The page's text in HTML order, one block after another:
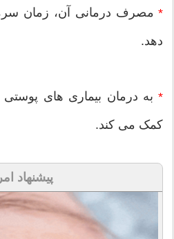
* مصرف درمانی آن، زمان
دهد.
*به درمان بیماری های پوستی
کمک می کند.
پیشنهاد